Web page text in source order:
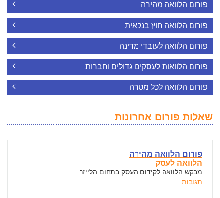
פורום הלוואה מהירה
פורום הלוואה חוץ בנקאית
פורום הלוואה לעובדי מדינה
פורום הלוואות לעסקים גדולים וחברות
פורום הלוואה לכל מטרה
שאלות פורום אחרונות
פורום הלוואה מהירה
הלוואה לעסק
מבקש הלוואה לקידום העסק בתחום הלייזר...
תגובות